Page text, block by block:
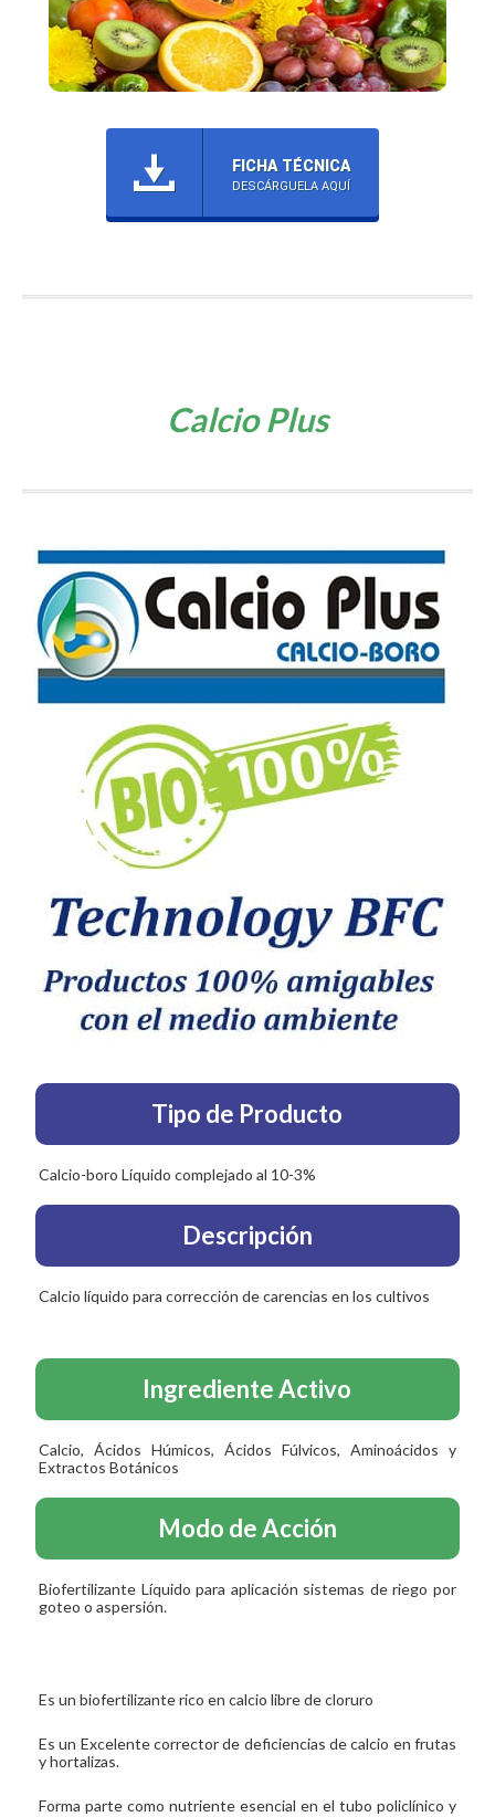
FICHA TÉCNICA
DESCÁRGUELA AQUÍ
Calcio Plus
Tipo de Producto
Calcio-boro Líquido complejado al 10-3%
Descripción
Calcio líquido para corrección de carencias en los cultivos
Ingrediente Activo
Calcio, Ácidos Húmicos, Ácidos Fúlvicos, Aminoácidos y
Extractos Botánicos
Modo de Acción
Biofertilizante Líquido para aplicación sistemas de riego por
goteo o aspersión.
Es un biofertilizante rico en calcio libre de cloruro
Es un Excelente corrector de deficiencias de calcio en frutas
y hortalizas.
Forma parte como nutriente esencial en el tubo policlínico y